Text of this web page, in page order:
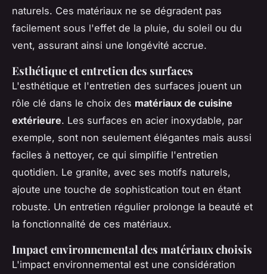
naturels. Ces matériaux ne se dégradent pas
facilement sous l'effet de la pluie, du soleil ou du
vent, assurant ainsi une longévité accrue.
Esthétique et entretien des surfaces
L'esthétique et l'entretien des surfaces jouent un
rôle clé dans le choix des matériaux de cuisine
extérieure. Les surfaces en acier inoxydable, par
exemple, sont non seulement élégantes mais aussi
faciles à nettoyer, ce qui simplifie l'entretien
quotidien. Le granite, avec ses motifs naturels,
ajoute une touche de sophistication tout en étant
robuste. Un entretien régulier prolonge la beauté et
la fonctionnalité de ces matériaux.
Impact environnemental des matériaux choisis
L'impact environnemental est une considération